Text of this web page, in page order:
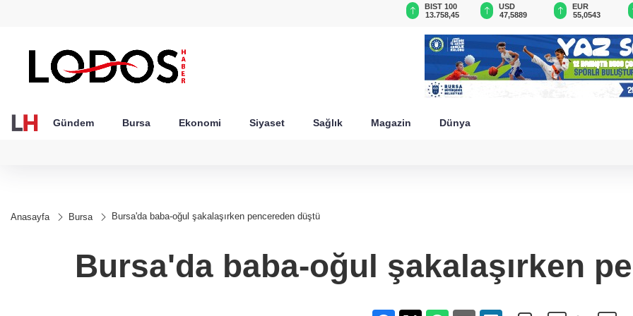
BIST 100
13.758,45
USD
47,5889
EUR
55,0543
Gündem Bursa Ekonomi Siyaset Sağlık Magazin Dünya
Anasayfa Bursa Bursa'da baba-oğul şakalaşırken pencereden düştü
Bursa'da baba-oğul şakalaşırken